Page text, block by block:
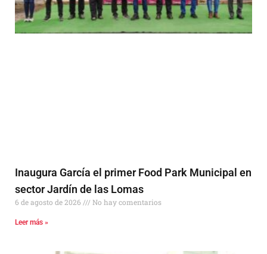
Inaugura García el primer Food Park Municipal en
sector Jardín de las Lomas
6 de agosto de 2026 No hay comentarios
Leer más »